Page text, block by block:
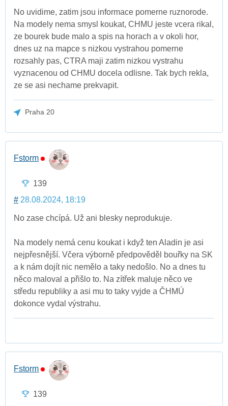
No uvidime, zatim jsou informace pomerne ruznorode.
Na modely nema smysl koukat, CHMU jeste vcera rikal,
ze bourek bude malo a spis na horach a v okoli hor,
dnes uz na mapce s nizkou vystrahou pomerne
rozsahly pas, CTRA maji zatim nizkou vystrahu
vyznacenou od CHMU docela odlisne. Tak bych rekla,
ze se asi nechame prekvapit.
Praha 20
Fstorm
139
# 28.08.2024, 18:19
No zase chcípá. Už ani blesky neprodukuje.
Na modely nemá cenu koukat i když ten Aladin je asi
nejpřesnější. Včera výborně předpověděl bouřky na SK
a k nám dojít nic nemělo a taky nedošlo. No a dnes tu
něco maloval a přišlo to. Na zítřek maluje něco ve
středu republiky a asi mu to taky vyjde a ČHMÚ
dokonce vydal výstrahu.
Fstorm
139